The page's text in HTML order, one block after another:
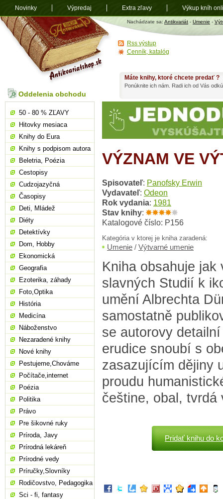
Antikvariát
shop.sk
Nachádzate sa: Antikvariát - Umenie -
VÝZNAM VE
Spisovateľ: Panofsky Erwin
Vydavateľ: Odeon
Rok vydania: 1981
Stav knihy:
Katalogové číslo: P156
Kategória v ktorej je kniha zaradená:
Umenie / Výtvarné umenie
Kniha obsahuje jak
slavných Studií k
umění Albrechta
samostatně
se autorovy
erudice snoubí s
zasazujícím dějiny
proudu
češtine, obal, tvrdá
Pridať knihu do
Máte knihy, ktoré chcete predať ?
Ponúknite ich nám. Radi ich od Vás
Oddelenia obchodu
50 - 80 % ZĽAVY
Hitovky mesiaca
Knihy do Eura
Knihy s podpisom autora
Beletria, Poézia
Cestopisy
Cudzojazyčná
Časopisy
Deti, Mládež
Diéty
Detektívky
Dom, Hobby
Ekonomická
Geografia
Ezoterika, záhady
Foto,Optika
História
Medicína
Náboženstvo
Nezaradené knihy
Nové knihy
Pestujeme,Chováme
Počítače,internet
Poézia
Politika
Právo
Pre šikovné ruky
Príroda, Javy
Prírodná lekáreň
Prírodné vedy
Príručky,Slovníky
Rodičovstvo, Pedagogika
Sci - fi, fantasy
Rss výstup
Cenník, katalóg
Novinky Výpredaj Extra zľavy Výkup kníh